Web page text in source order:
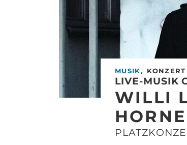
MUSIK, KONZERT
LIVE-MUSIK
WILLI